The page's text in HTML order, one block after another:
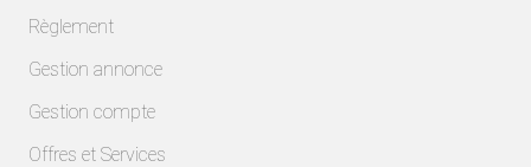
Règlement
Gestion annonce
Gestion compte
Offres et Services